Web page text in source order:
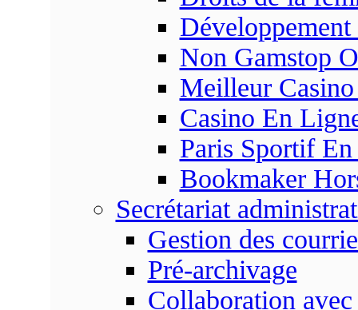
Non Gamstop
Meilleur
Casino En
Paris Sportif
Bookmaker
Secrétariat
Gestion des
Pré-archivage
Collaboration